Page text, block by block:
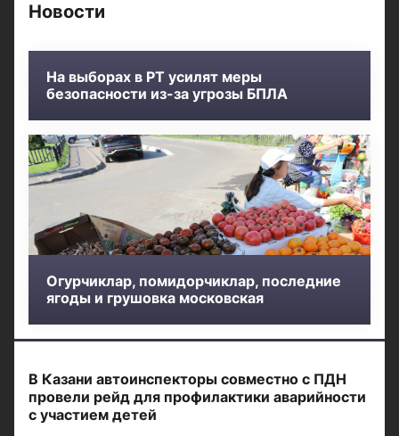
Новости
На выборах в РТ усилят меры
безопасности из-за угрозы БПЛА
Огурчиклар, помидорчиклар, последние
ягоды и грушовка московская
В Казани автоинспекторы совместно с ПДН
провели рейд для профилактики аварийности
с участием детей